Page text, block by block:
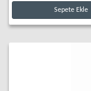
Sepete Ekle